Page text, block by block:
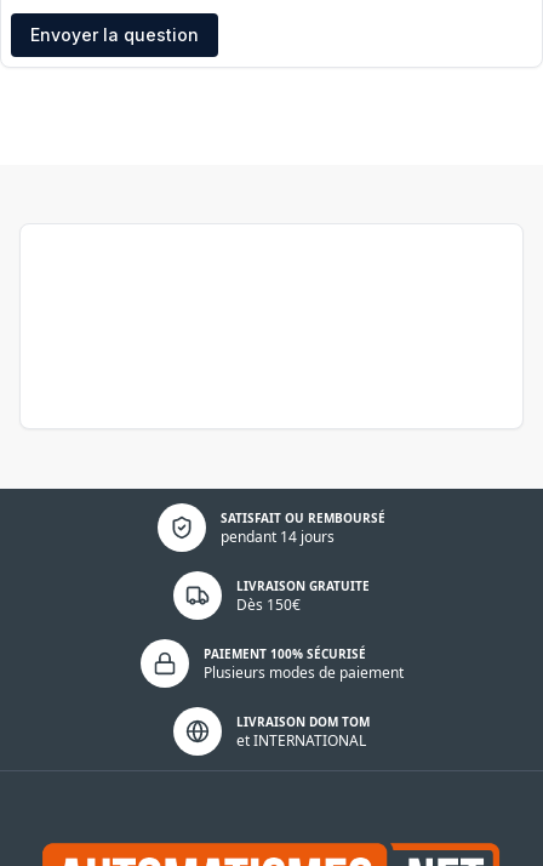
Adresse e-mail
Envoyer la question
SATISFAIT OU REMBOURSÉ
pendant 14 jours
Politique de confidentialité
LIVRAISON GRATUITE
Dès 150€
PAIEMENT 100% SÉCURISÉ
Plusieurs modes de paiement
LIVRAISON DOM TOM
et INTERNATIONAL